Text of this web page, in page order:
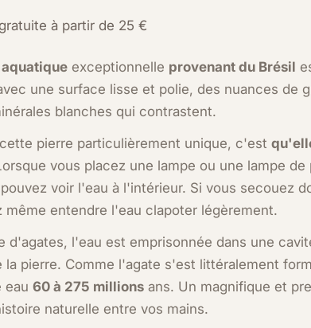
1 dans une fenêtre modale
à partir de 25 €
exceptionnelle provenant du Brésil
une surface lisse et polie, des nuances de
blanches qui contrastent.
pierre particulièrement unique, c'est
vous placez une lampe ou une lampe de
voir l'eau à l'intérieur. Si vous secouez
même entendre l'eau clapoter légèrement.
d'agates, l'eau est emprisonnée dans une
la pierre. Comme l'agate s'est littéralement
eau 60 à 275 millionsans. Un magnifique et
naturelle entre vos mains.